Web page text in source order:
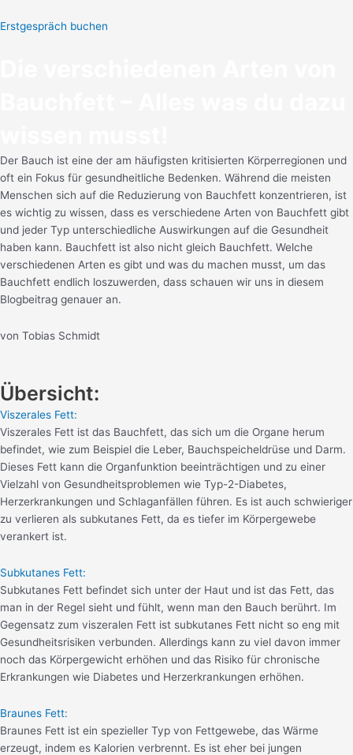
Erstgespräch buchen
Der Bauch ist eine der am häufigsten kritisierten Körperregionen und
oft ein Fokus für gesundheitliche Bedenken. Während die meisten
Menschen sich auf die Reduzierung von Bauchfett konzentrieren, ist
es wichtig zu wissen, dass es verschiedene Arten von Bauchfett gibt
und jeder Typ unterschiedliche Auswirkungen auf die Gesundheit
haben kann. Bauchfett ist also nicht gleich Bauchfett. Welche
verschiedenen Arten es gibt und was du machen musst, um das
Bauchfett endlich loszuwerden, dass schauen wir uns in diesem
Blogbeitrag genauer an.
von Tobias Schmidt
Übersicht:
Viszerales Fett:
Viszerales Fett ist das Bauchfett, das sich um die Organe herum
befindet, wie zum Beispiel die Leber, Bauchspeicheldrüse und Darm.
Dieses Fett kann die Organfunktion beeinträchtigen und zu einer
Vielzahl von Gesundheitsproblemen wie Typ-2-Diabetes,
Herzerkrankungen und Schlaganfällen führen. Es ist auch schwieriger
zu verlieren als subkutanes Fett, da es tiefer im Körpergewebe
verankert ist.
Subkutanes Fett:
Subkutanes Fett befindet sich unter der Haut und ist das Fett, das
man in der Regel sieht und fühlt, wenn man den Bauch berührt. Im
Gegensatz zum viszeralen Fett ist subkutanes Fett nicht so eng mit
Gesundheitsrisiken verbunden. Allerdings kann zu viel davon immer
noch das Körpergewicht erhöhen und das Risiko für chronische
Erkrankungen wie Diabetes und Herzerkrankungen erhöhen.
Braunes Fett:
Braunes Fett ist ein spezieller Typ von Fettgewebe, das Wärme
erzeugt, indem es Kalorien verbrennt. Es ist eher bei jungen